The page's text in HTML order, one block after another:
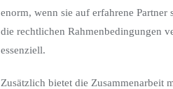
enorm, wenn sie auf erfahrene
die rechtlichen Rahmenbedingungen
essenziell.
Zusätzlich bietet die Zusammenarbeit